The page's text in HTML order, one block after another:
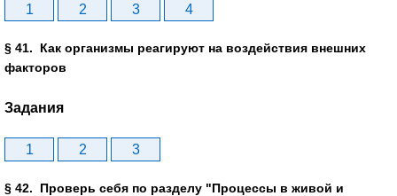
1 2 3 4
§ 41. Как организмы реагируют на воздействия внешних
факторов
Задания
1 2 3
§ 42. Проверь себя по разделу "Процессы в живой и